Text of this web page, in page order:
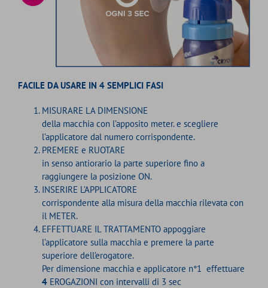
FACILE DA USARE IN 4 SEMPLICI FASI
MISURARE LA DIMENSIONE
della macchia con l’apposito meter. e scegliere
l’applicatore dal numero corrispondente.
PREMERE e RUOTARE
in senso antiorario la parte superiore fino a
raggiungere la posizione ON.
INSERIRE L’APPLICATORE
corrispondente alla misura della macchia rilevata con
il METER.
EFFETTUARE IL TRATTAMENTO appoggiare
l’applicatore sulla macchia e premere la parte
superiore dell’erogatore.
Per dimensione macchia e applicatore n°1 effettuare
4 EROGAZIONI con intervalli di 3 sec